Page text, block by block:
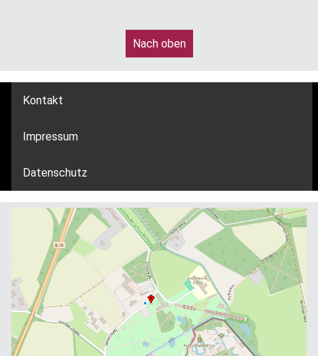
Nach oben
Kontakt
Impressum
Datenschutz